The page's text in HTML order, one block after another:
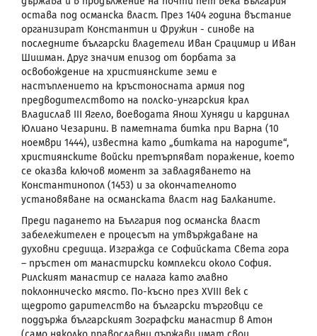
остава под османска власт. През 1404 година въстание
организират Константин и Фружин - синове на
последните български владетели Иван Срацимир и Иван
Шишман. Друг значим епизод от борбата за
освобождение на християнските земи е
настъплението на кръстоносната армия под
предводителството на полско-унгарския крал
Владислав III Ягело, воеводата Янош Хуняди и кардинал
Юлиано Чезарини. В паметната битка при Варна (10
ноември 1444), известна като „битката на народите“,
християнските войски претърпяват поражение, което
се оказва ключов момент за завладяването на
Константинопол (1453) и за окончателното
установяване на османската власт над Балканите.
Преди падането на България под османска власт
забележителен е процесът на утвърждаване на
духовни средища. Изгражда се Софийската Света гора
– пръстен от манастирски комплекси около София.
Рилският манастир се налага като главно
поклонническо място. По-късно през XVIII век с
щедрото дарителство на български търговци се
поддържа българският Зографски манастир в Атон